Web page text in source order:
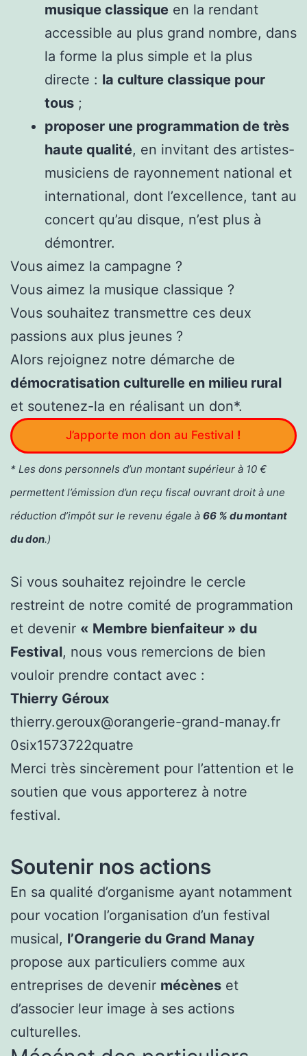
musique classique en la rendant
accessible au plus grand nombre, dans
la forme la plus simple et la plus
directe : la culture classique pour
tous ;
proposer une programmation de très
haute qualité, en invitant des artistes-
musiciens de rayonnement national et
international, dont l’excellence, tant au
concert qu’au disque, n’est plus à
démontrer.
Vous aimez la campagne ?
Vous aimez la musique classique ?
Vous souhaitez transmettre ces deux
passions aux plus jeunes ?
Alors rejoignez notre démarche de
démocratisation culturelle en milieu rural
et soutenez-la en réalisant un don*.
J’apporte mon don au Festival !
* Les dons personnels d’un montant supérieur à 10 €
permettent l’émission d’un reçu fiscal ouvrant droit à une
réduction d’impôt sur le revenu égale à 66 % du montant
du don.)
Si vous souhaitez rejoindre le cercle
restreint de notre comité de programmation
et devenir « Membre bienfaiteur » du
Festival, nous vous remercions de bien
vouloir prendre contact avec :
Thierry Géroux
thierry.geroux@orangerie-grand-manay.fr
0six1573722quatre
Merci très sincèrement pour l’attention et le
soutien que vous apporterez à notre
festival.
Soutenir nos actions
En sa qualité d’organisme ayant notamment
pour vocation l’organisation d’un festival
musical, l’Orangerie du Grand Manay
propose aux particuliers comme aux
entreprises de devenir mécènes et
d’associer leur image à ses actions
culturelles.